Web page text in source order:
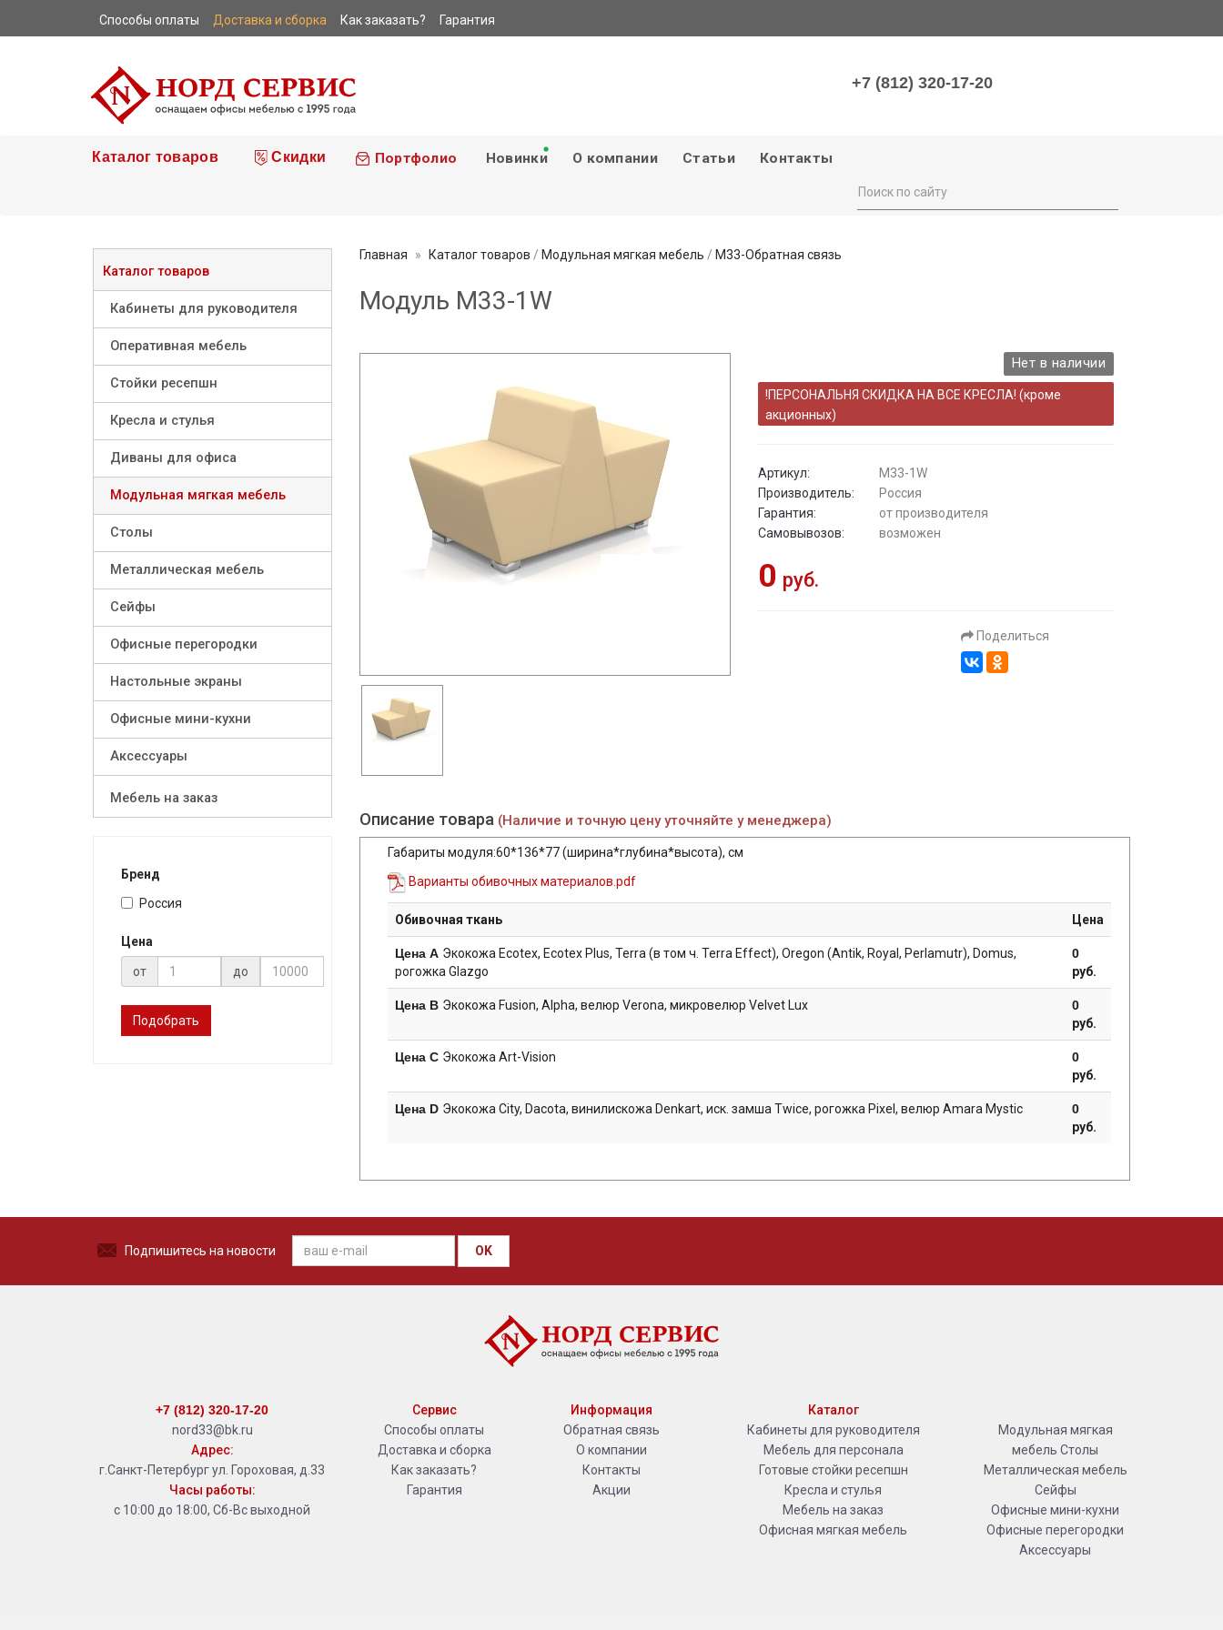
Способы оплаты Доставка и сборка Как заказать? Гарантия
+7 (812) 320-17-20
Каталог товаров Скидки Портфолио Новинки О компании Статьи Контакты
Каталог товаров
Кабинеты для руководителя
Оперативная мебель
Стойки ресепшн
Кресла и стулья
Диваны для офиса
Модульная мягкая мебель
Столы
Металлическая мебель
Сейфы
Офисные перегородки
Настольные экраны
Офисные мини-кухни
Аксессуары
Мебель на заказ
Бренд
Россия
Цена
от до
Подобрать
Главная Каталог товаров / Модульная мягкая мебель / М33-Обратная связь
Модуль M33-1W
Нет в наличии
!ПЕРСОНАЛЬНЯ СКИДКА НА ВСЕ КРЕСЛА! (кроме
акционных)
Артикул:
M33-1W
Производитель:
Россия
Гарантия:
от производителя
Самовывозов:
возможен
0 руб.
Поделиться
Описание товара (Наличие и точную цену уточняйте у менеджера)
Габариты модуля:60*136*77 (ширина*глубина*высота), см
Варианты обивочных материалов.pdf
Обивочная ткань Цена
Цена А Экокожа Ecotex, Ecotex Plus, Terra (в том ч. Terra Effect), Oregon (Antik, Royal, Perlamutr), Domus,
рогожка Glazgo
0
руб.
Цена B Экокожа Fusion, Alpha, велюр Verona, микровелюр Velvet Lux
0
руб.
Цена C Экокожа Art-Vision
0
руб.
Цена D Экокожа City, Dacota, винилискожа Denkart, иск. замша Twice, рогожка Pixel, велюр Amara Mystic
0
руб.
Подпишитесь на новости OK
+7 (812) 320-17-20
nord33@bk.ru
Адрес:
г.Санкт-Петербург ул. Гороховая, д.33
Часы работы:
с 10:00 до 18:00, Сб-Вс выходной
Сервис
Способы оплаты
Доставка и сборка
Как заказать?
Гарантия
Информация
Обратная связь
О компании
Контакты
Акции
Каталог
Кабинеты для руководителя
Мебель для персонала
Готовые стойки ресепшн
Кресла и стулья
Мебель на заказ
Офисная мягкая мебель
Модульная мягкая
мебель Столы
Металлическая мебель
Сейфы
Офисные мини-кухни
Офисные перегородки
Аксессуары